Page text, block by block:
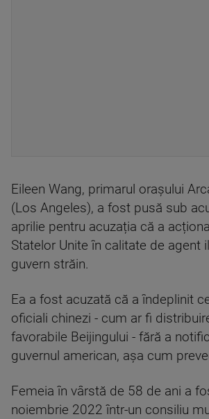
Eileen Wang, primarul orașului
(Los Angeles), a fost pusă sub
aprilie pentru acuzația că a
Statelor Unite în calitate de agent
guvern străin.
Ea a fost acuzată că a îndeplinit
oficiali chinezi - cum ar fi
favorabile Beijingului - fără a
guvernul american, așa cum
Femeia în vârstă de 58 de ani a
noiembrie 2022 într-un consiliu